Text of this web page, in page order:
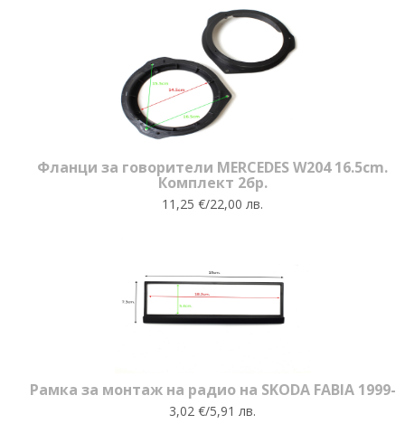
Фланци за говорители MERCEDES W204 16.5cm.
Комплект 2бр.
11,25 €/22,00 лв.
Рамка за монтаж на радио на SKODA FABIA 1999-
3,02 €/5,91 лв.